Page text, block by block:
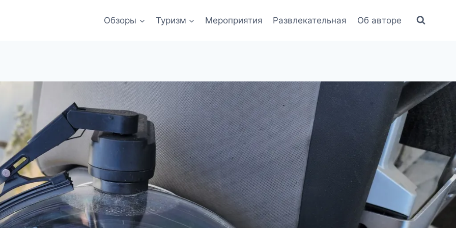
Обзоры Туризм Мероприятия Развлекательная Об авторе